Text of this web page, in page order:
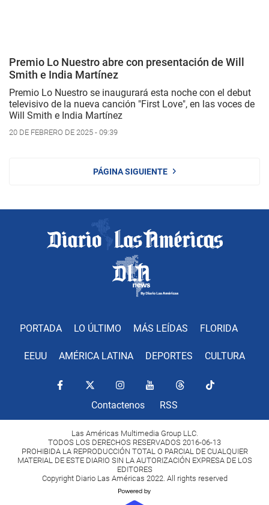
Premio Lo Nuestro abre con presentación de Will
Smith e India Martínez
Premio Lo Nuestro se inaugurará esta noche con el debut
televisivo de la nueva canción "First Love", en las voces de
Will Smith e India Martínez
20 DE FEBRERO DE 2025 - 09:39
PÁGINA SIGUIENTE
PORTADA LO ÚLTIMO MÁS LEÍDAS FLORIDA
EEUU AMÉRICA LATINA DEPORTES CULTURA
Contactenos RSS
Las Américas Multimedia Group LLC.
TODOS LOS DERECHOS RESERVADOS 2016-06-13
PROHIBIDA LA REPRODUCCIÓN TOTAL O PARCIAL DE CUALQUIER
MATERIAL DE ESTE DIARIO SIN LA AUTORIZACIÓN EXPRESA DE LOS
EDITORES
Copyright Diario Las Américas 2022. All rights reserved